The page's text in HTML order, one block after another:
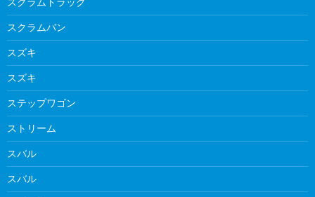
スクラムバン
スズキ
スズキ
ステップワゴン
ストリーム
スバル
スバル